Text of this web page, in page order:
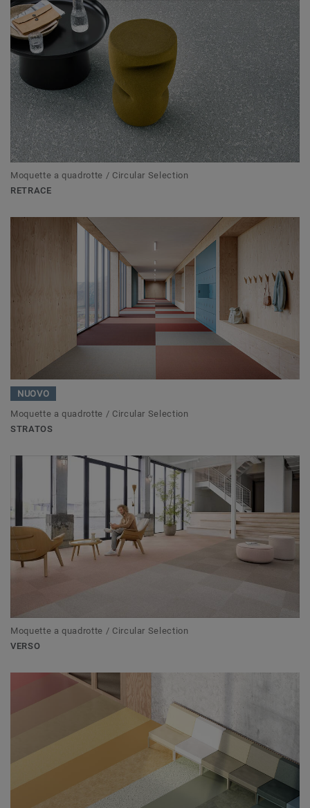
Moquette a quadrotte / Circular Selection
RETRACE
NUOVO
Moquette a quadrotte / Circular Selection
STRATOS
Moquette a quadrotte / Circular Selection
VERSO